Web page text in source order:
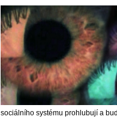
sociálního systému prohlubují a